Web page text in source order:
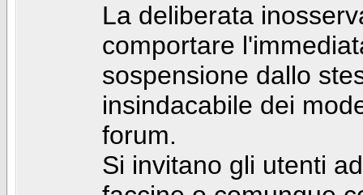
La deliberata
comportare
sospensione dallo
insindacabile dei
forum.
Si invitano gli utenti